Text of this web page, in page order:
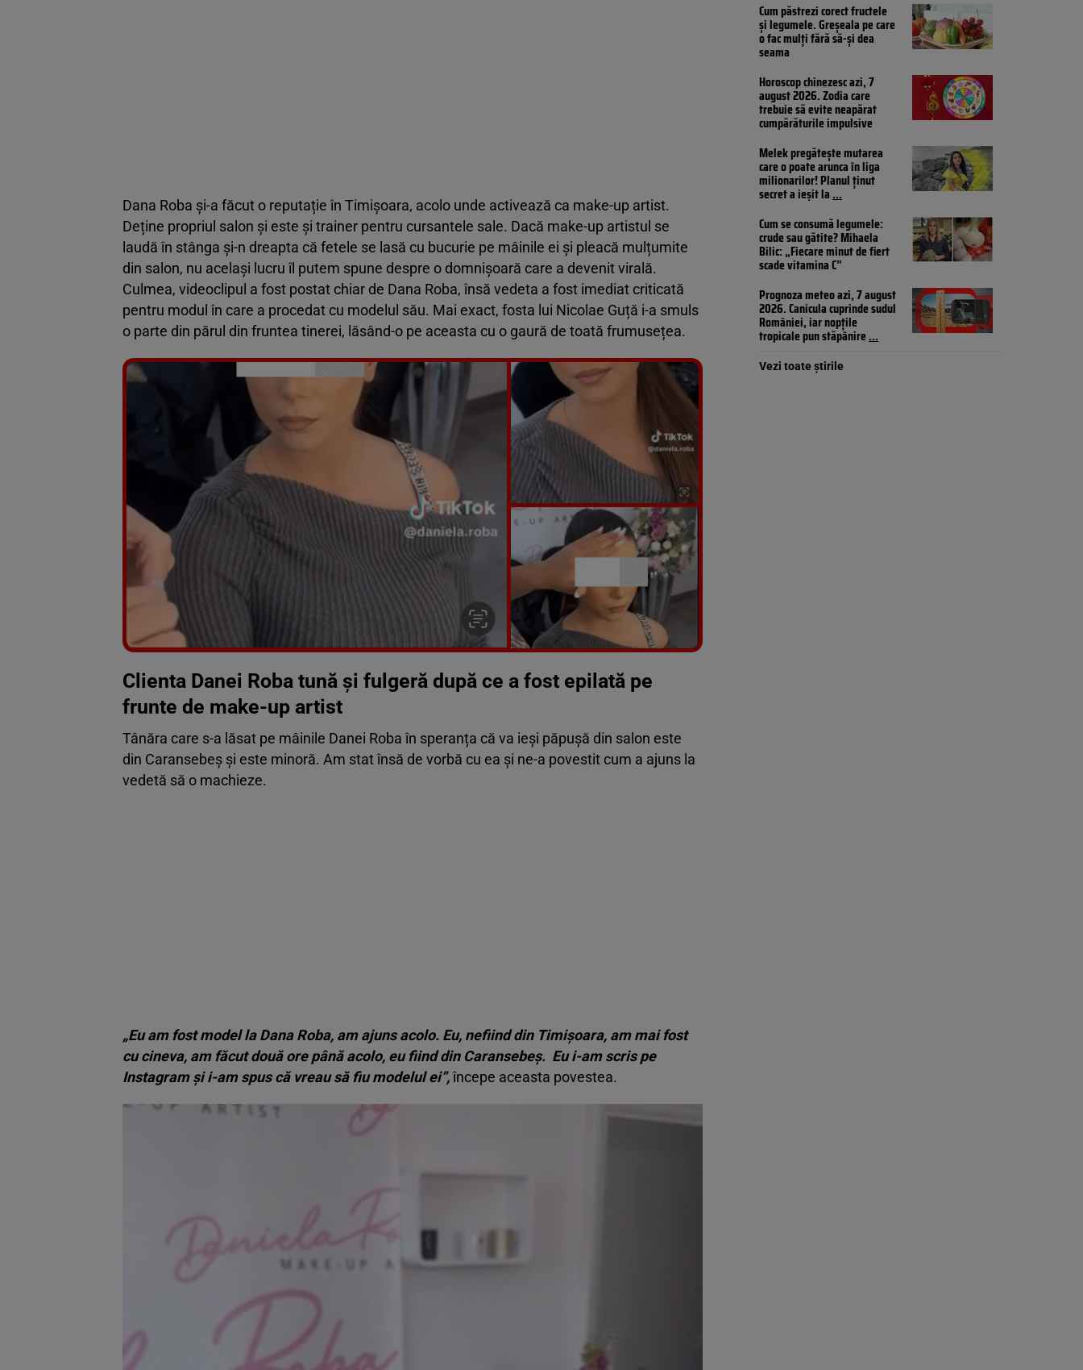
Dana Roba și-a făcut o reputație în Timișoara, acolo unde activează ca make-up artist.
Deține propriul salon și este și trainer pentru cursantele sale. Dacă make-up artistul se
laudă în stânga și-n dreapta că fetele se lasă cu bucurie pe mâinile ei și pleacă mulțumite
din salon, nu același lucru îl putem spune despre o domnișoară care a devenit virală.
Culmea, videoclipul a fost postat chiar de Dana Roba, însă vedeta a fost imediat criticată
pentru modul în care a procedat cu modelul său. Mai exact, fosta lui Nicolae Guță i-a smuls
o parte din părul din fruntea tinerei, lăsând-o pe aceasta cu o gaură de toată frumusețea.
Vezi galeria foto
6 poze
Clienta Danei Roba tună și fulgeră după ce a fost epilată pe
frunte de make-up artist
Tânăra care s-a lăsat pe mâinile Danei Roba în speranța că va ieși păpușă din salon este
din Caransebeș și este minoră. Am stat însă de vorbă cu ea și ne-a povestit cum a ajuns la
vedetă să o machieze.
„Eu am fost model la Dana Roba, am ajuns acolo. Eu, nefiind din Timișoara, am mai fost
cu cineva, am făcut două ore până acolo, eu fiind din Caransebeș. Eu i-am scris pe
Instagram și i-am spus că vreau să fiu modelul ei”,începe aceasta povestea.
Cum păstrezi corect fructele
și legumele. Greșeala pe care
o fac mulți fără să-și dea
seama
Horoscop chinezesc azi, 7
august 2026. Zodia care
trebuie să evite neapărat
cumpărăturile impulsive
Melek pregătește mutarea
care o poate arunca în liga
milionarilor! Planul ținut
secret a ieșit la...
Cum se consumă legumele:
crude sau gătite? Mihaela
Bilic: „Fiecare minut de fiert
scade vitamina C”
Prognoza meteo azi, 7 august
2026. Canicula cuprinde sudul
României, iar nopțile
tropicale pun stăpânire...
Vezi toate știrile